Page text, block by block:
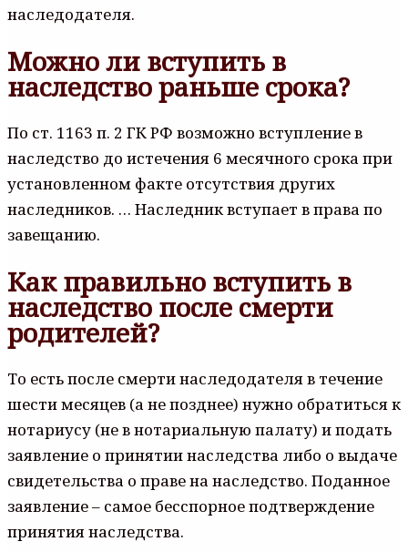
наследодателя.
Можно ли вступить в
наследство раньше срока?
По ст. 1163 п. 2 ГК РФ возможно вступление в
наследство до истечения 6 месячного срока при
установленном факте отсутствия других
наследников. … Наследник вступает в права по
завещанию.
Как правильно вступить в
наследство после смерти
родителей?
То есть после смерти наследодателя в течение
шести месяцев (а не позднее) нужно обратиться к
нотариусу (не в нотариальную палату) и подать
заявление о принятии наследства либо о выдаче
свидетельства о праве на наследство. Поданное
заявление – самое бесспорное подтверждение
принятия наследства.